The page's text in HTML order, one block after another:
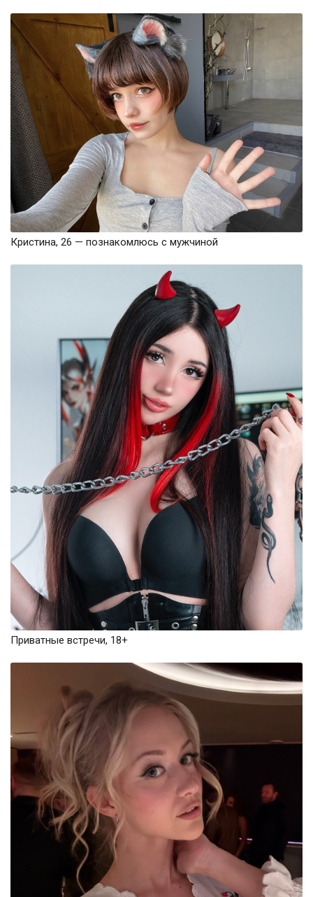
Кристина, 26 — познакомлюсь с мужчиной
Приватные встречи, 18+